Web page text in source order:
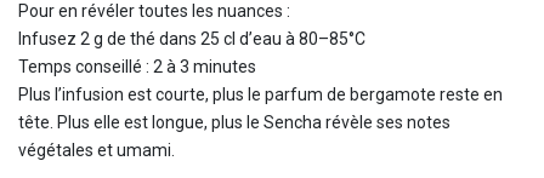
Pour en révéler toutes les nuances :
Infusez 2 g de thé dans 25 cl d’eau à 80–85°C
Temps conseillé : 2 à 3 minutes
Plus l’infusion est courte, plus le parfum de bergamote reste en
tête. Plus elle est longue, plus le Sencha révèle ses notes
végétales et umami.